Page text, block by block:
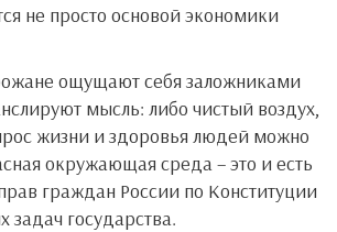
не просто основой экономики
мысль: либо чистый воздух,
жизни и здоровья людей можно
окружающая среда – это и есть
граждан России по Конституции
задач государства.